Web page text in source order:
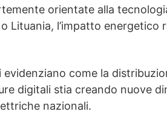
orientate alla
Lituania, l’impatto energetico
evidenziano come la
digitali stia creando nuove
nazionali.